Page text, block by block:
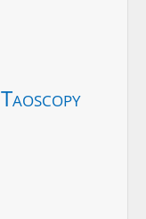
Taoscopy